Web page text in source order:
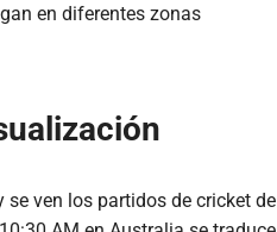
en diferentes zonas
ven los partidos de cricket de